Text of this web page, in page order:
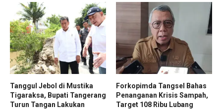
Tanggul Jebol di Mustika
Tigaraksa, Bupati Tangerang
Turun Tangan Lakukan
Forkopimda Tangsel Bahas
Penanganan Krisis Sampah,
Target 108 Ribu Lubang